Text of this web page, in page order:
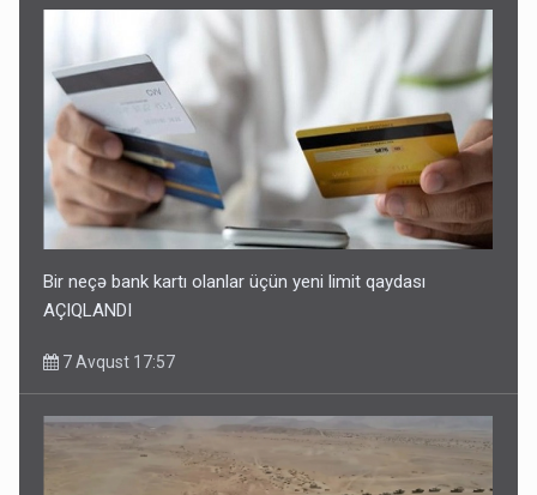
Bir neçə bank kartı olanlar üçün yeni limit qaydası
AÇIQLANDI
7 Avqust 17:57